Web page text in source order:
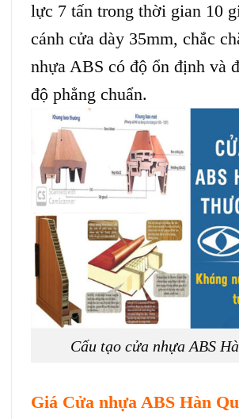
lực 7 tấn trong thời gian 10
cánh cửa dày 35mm, chắc
nhựa ABS có độ ổn định và
độ phẳng chuẩn.
Cấu tạo cửa nhựa ABS
Giá Cửa nhựa ABS Hàn